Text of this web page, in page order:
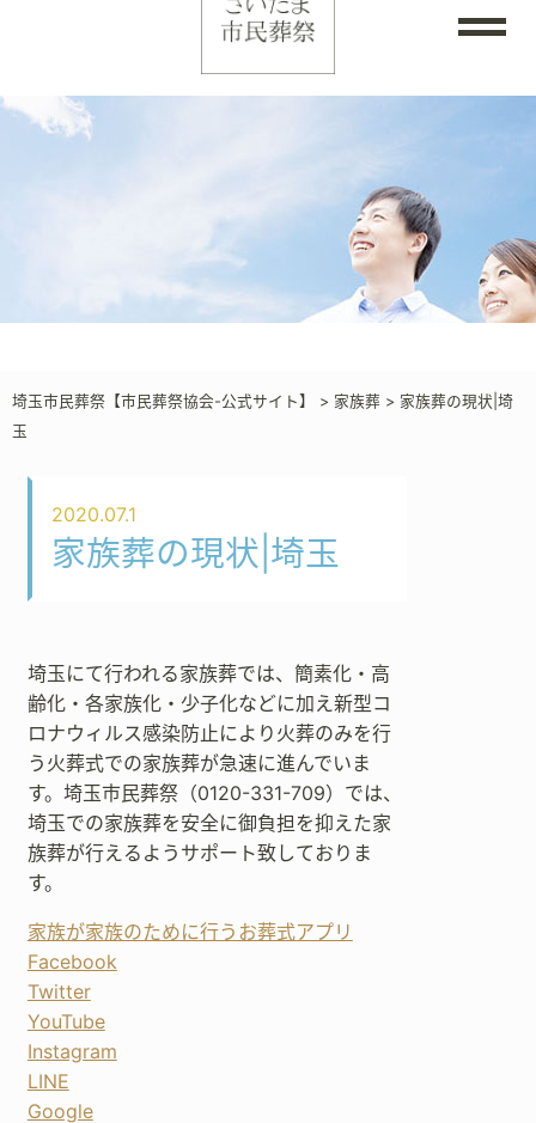
埼玉市民葬祭【市民葬祭協会-公式サイト】 > 家族葬 > 家族葬の現状|埼
玉
2020.07.1
家族葬の現状|埼玉
埼玉にて行われる家族葬では、簡素化・高
齢化・各家族化・少子化などに加え新型コ
ロナウィルス感染防止により火葬のみを行
う火葬式での家族葬が急速に進んでいま
す。埼玉市民葬祭（0120-331-709）では、
埼玉での家族葬を安全に御負担を抑えた家
族葬が行えるようサポート致しておりま
す。
家族が家族のために行うお葬式アプリ
Facebook
Twitter
YouTube
Instagram
LINE
Google